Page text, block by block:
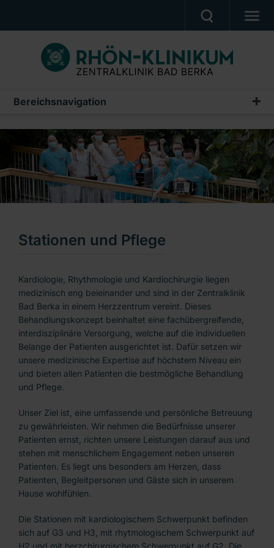
UNSERE KLINIK
PATIENTEN & ANGEHÖRIGE
PRESSE, VERANSTALTUNGEN, FILME
Ein Unternehmen der RHÖN-KLINIKUM AG
Bereichsnavigation
Herzzentrum
Willkommen
Notfallanmeldung
Kontakt
Unser Team
Krankheitsbilder & Behandlungsverfahren
Herzsportübungen
Fragen & Antworten
Stationen und Pflege
Unsere Herzbotschafter
Stationen und Pflege
Kardiologie, Rhythmologie und Kardiochirurgie liegen
medizinisch eng beieinander und sind in der Zentralklinik
Bad Berka in einem Herzzentrum vereint. Dieses
Behandlungskonzept beinhaltet eine fachübergreifende,
interdisziplinäre Versorgung, welche auf die individuellen
Belange der Patienten ausgerichtet ist. Dafür setzen wir
unsere medizinische Expertise auf höchstem Niveau ein
und bieten allen Patienten die bestmögliche Behandlung
und Pflege.
Unser Ziel ist, eine umfassende und persönliche Betreuung
zu gewährleisten. Wir nehmen die Bedürfnisse unserer
Patienten ernst, richten unsere Leistungen darauf aus und
stehen mit menschlichem Engagement neben unseren
Patienten. Es liegt uns besonders am Herzen, dass
Patienten, Begleitpersonen und Gäste sich in unserem
Hause wohlfühlen.
Die Stationen mit kardiologischem Schwerpunkt befinden
sich auf G3 und H3, mit rhytmologischem Schwerpunkt auf